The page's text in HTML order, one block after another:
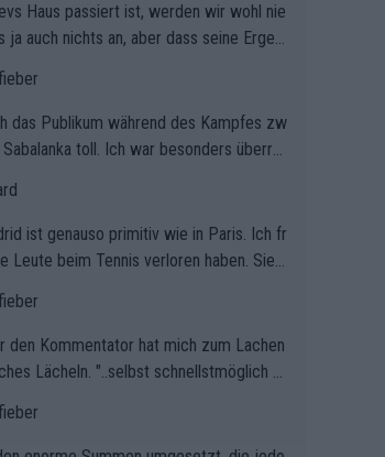
Haus passiert ist, werden wir wohl nie
ja auch nichts an, aber dass seine Ergeb
das Publikum während des Kampfes zw
toll. Ich war besonders überras
ist genauso primitiv wie in Paris. Ich fr
Leute beim Tennis verloren haben. Sie s
den Kommentator hat mich zum Lachen
Lächeln. "..selbst schnellstmöglich na